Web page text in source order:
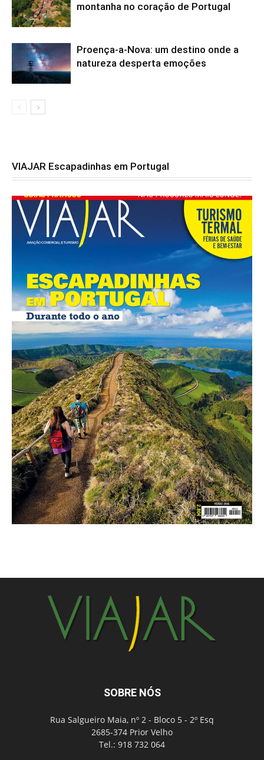
montanha no coração de Portugal
Proença-a-Nova: um destino onde a
natureza desperta emoções
VIAJAR Escapadinhas em Portugal
SOBRE NÓS
Rua Salgueiro Maia, nº 2 - Bloco 5 - 2º Esq
2685-374 Prior Velho
Tel.: 918 732 064